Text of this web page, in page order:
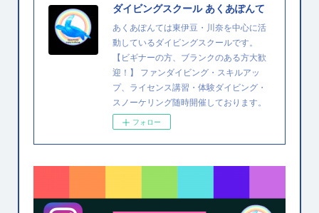
ダイビングスクール あくあぽんて
あくあぽんては東伊豆・川奈を中心に活
動しているダイビングスクールです。
【ビギナーの方、ブランクのある方大歓
迎！】 ファンダイビング・スキルアッ
プ、ライセンス講習・体験ダイビング・
スノーケリング随時開催しております。
フォロー